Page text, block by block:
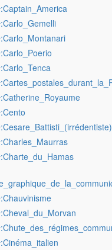
:Captain_America
:Carlo_Gemelli
:Carlo_Montanari
:Carlo_Poerio
:Carlo_Tenca
:Catherine_Royaume
:Cento
:Cesare_Battisti_(irrédentiste)
:Charles_Maurras
:Charte_du_Hamas
:Chauvinisme
:Cheval_du_Morvan
:Cinéma_italien